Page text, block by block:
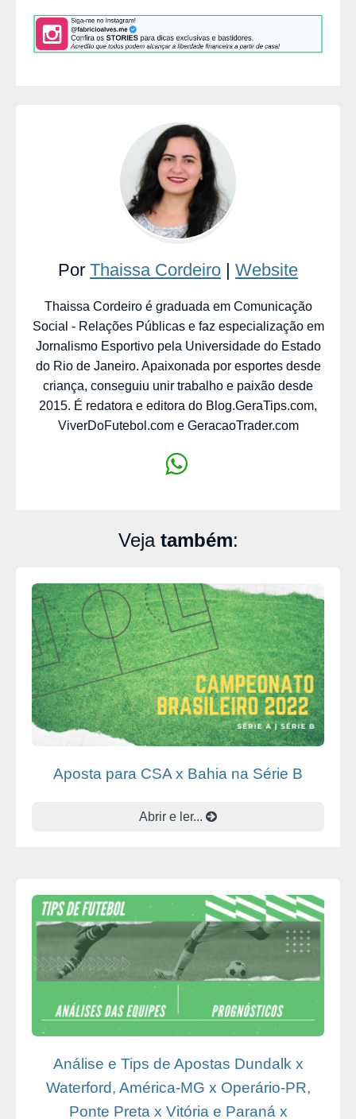
Por Thaissa Cordeiro | Website
Thaissa Cordeiro é graduada em Comunicação
Social - Relações Públicas e faz especialização em
Jornalismo Esportivo pela Universidade do Estado
do Rio de Janeiro. Apaixonada por esportes desde
criança, conseguiu unir trabalho e paixão desde
2015. É redatora e editora do Blog.GeraTips.com,
ViverDoFutebol.com e GeracaoTrader.com
Veja também:
Aposta para CSA x Bahia na Série B
Abrir e ler...
Análise e Tips de Apostas Dundalk x
Waterford, América-MG x Operário-PR,
Ponte Preta x Vitória e Paraná x